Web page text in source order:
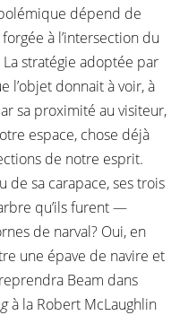
dépend de
à l’intersection du
stratégie adoptée par
l’objet donnait à voir, à
sa proximité au visiteur,
espace, chose déjà
de notre esprit.
de sa carapace, ses trois
qu’ils furent —
de narval? Oui, en
une épave de navire et
Beam dans
à la Robert McLaughlin